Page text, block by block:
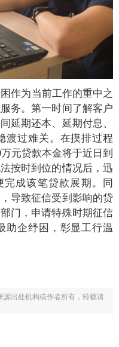
作为当前工作的重中之
务。第一时间了解客户
延期还本、延期付息、
渡过难关。在摸排过程
元贷款本金将于近日到
按时到位的情况后，迅
成该笔贷款展期。同
导致征信受到影响的贷
门，申请特殊时期征信
助企纾困，彰显工行温
出处机构或作者所有，转载请